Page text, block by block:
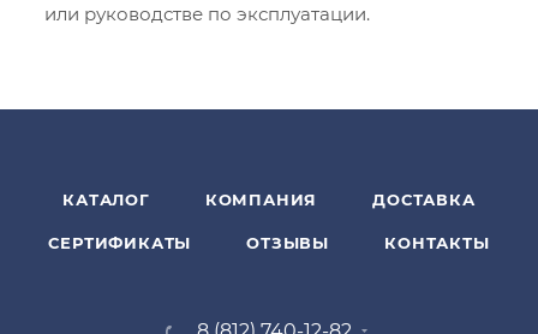
или руководстве по эксплуатации.
КАТАЛОГ КОМПАНИЯ ДОСТАВКА
СЕРТИФИКАТЫ ОТЗЫВЫ КОНТАКТЫ